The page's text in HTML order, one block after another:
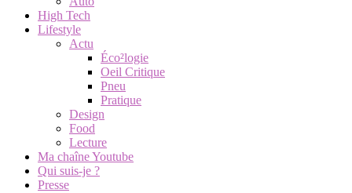
High Tech
Lifestyle
Actu
Éco²logie
Oeil Critique
Pneu
Pratique
Design
Food
Lecture
Ma chaîne Youtube
Qui suis-je ?
Presse